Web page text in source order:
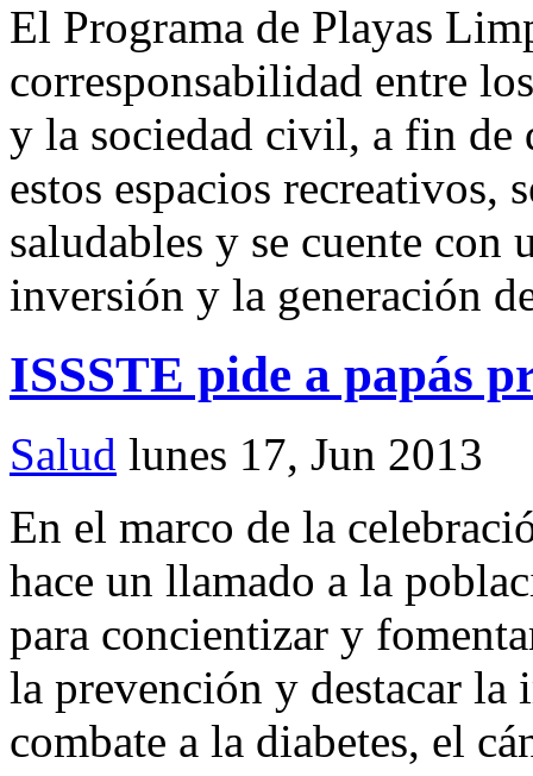
El Programa de Playas
corresponsabilidad entre
y la sociedad civil, a fin de
estos espacios recreativos,
saludables y se cuente
inversión y la generación
ISSSTE pide a papás
Salud lunes 17, Jun 2013
En el marco de la
hace un llamado a la
para concientizar y
la prevención y destacar la
combate a la diabetes, el